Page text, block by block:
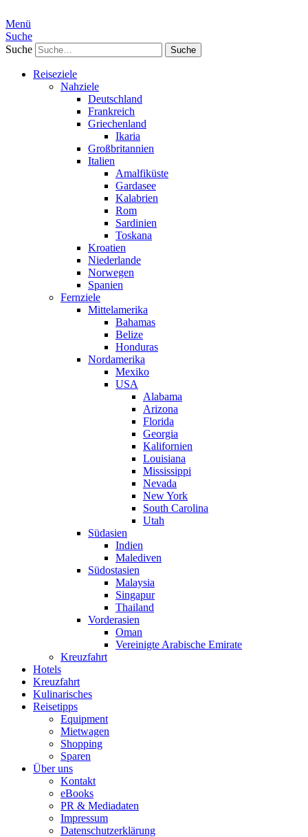
Menü
Suche
Suche
Reiseziele
Nahziele
Deutschland
Frankreich
Griechenland
Ikaria
Großbritannien
Italien
Amalfiküste
Gardasee
Kalabrien
Rom
Sardinien
Toskana
Kroatien
Niederlande
Norwegen
Spanien
Fernziele
Mittelamerika
Bahamas
Belize
Honduras
Nordamerika
Mexiko
USA
Alabama
Arizona
Florida
Georgia
Kalifornien
Louisiana
Mississippi
Nevada
New York
South Carolina
Utah
Südasien
Indien
Malediven
Südostasien
Malaysia
Singapur
Thailand
Vorderasien
Oman
Vereinigte Arabische Emirate
Kreuzfahrt
Hotels
Kreuzfahrt
Kulinarisches
Reisetipps
Equipment
Mietwagen
Shopping
Sparen
Über uns
Kontakt
eBooks
PR & Mediadaten
Impressum
Datenschutzerklärung